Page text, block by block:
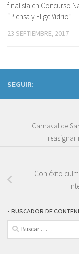
finalista en Concurso
“Piensa y Elige Vidrio”
23 SEPTIEMBRE, 2017
SEGUIR:
Carnaval de
reasignar
Con éxito
• BUSCADOR DE
Buscar: